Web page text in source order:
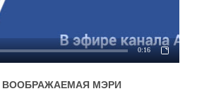
0:16
ВООБРАЖАЕМАЯ МЭРИ